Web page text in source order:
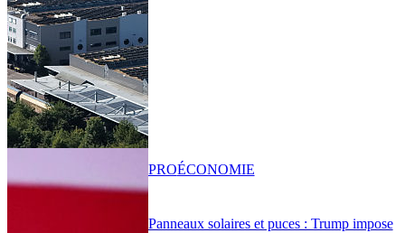
Panneaux solaires et puces : Trump impose
PROÉCONOMIE